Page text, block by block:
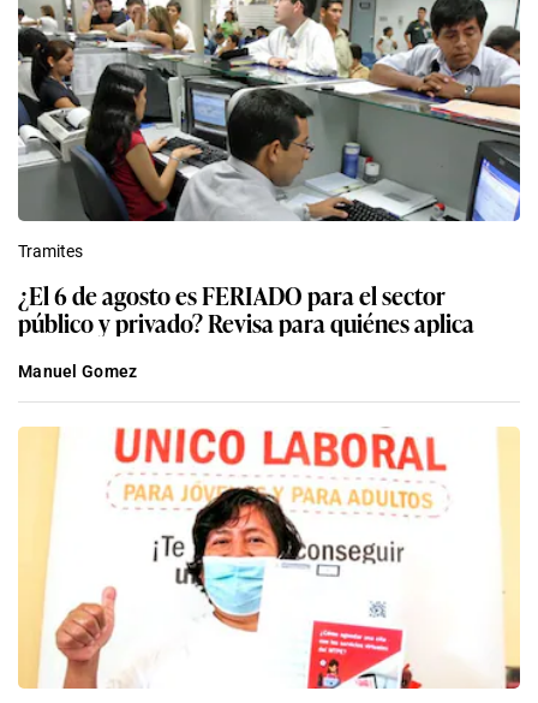
Tramites
¿El 6 de agosto es FERIADO para el sector
público y privado? Revisa para quiénes aplica
Manuel Gomez